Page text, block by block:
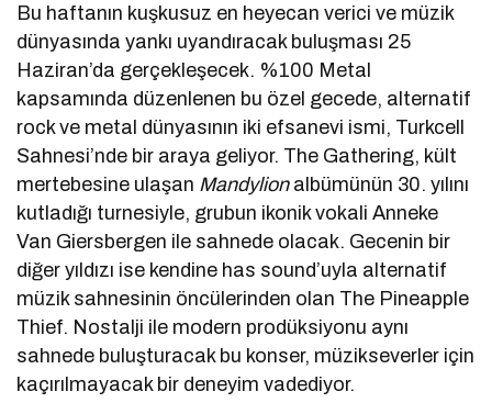
Bu haftanın kuşkusuz en heyecan verici ve müzik
dünyasında yankı uyandıracak buluşması 25
Haziran’da gerçekleşecek. %100 Metal
kapsamında düzenlenen bu özel gecede, alternatif
rock ve metal dünyasının iki efsanevi ismi, Turkcell
Sahnesi’nde bir araya geliyor. The Gathering, kült
mertebesine ulaşan Mandylionalbümünün 30. yılını
kutladığı turnesiyle, grubun ikonik vokali Anneke
Van Giersbergen ile sahnede olacak. Gecenin bir
diğer yıldızı ise kendine has sound’uyla alternatif
müzik sahnesinin öncülerinden olan The Pineapple
Thief. Nostalji ile modern prodüksiyonu aynı
sahnede buluşturacak bu konser, müzikseverler için
kaçırılmayacak bir deneyim vadediyor.